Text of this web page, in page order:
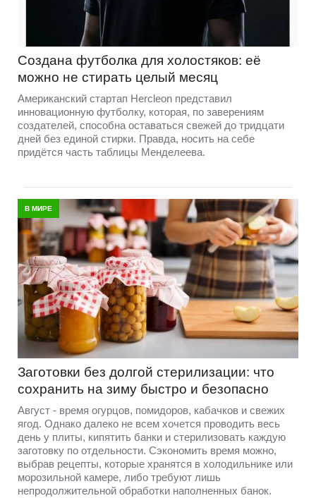
Создана футболка для холостяков: её
можно не стирать целый месяц
Американский стартап Hercleon представил
инновационную футболку, которая, по заверениям
создателей, способна оставаться свежей до тридцати
дней без единой стирки. Правда, носить на себе
придётся часть таблицы Менделеева.
В МИРЕ
Заготовки без долгой стерилизации: что
сохранить на зиму быстро и безопасно
Август - время огурцов, помидоров, кабачков и свежих
ягод. Однако далеко не всем хочется проводить весь
день у плиты, кипятить банки и стерилизовать каждую
заготовку по отдельности. Сэкономить время можно,
выбрав рецепты, которые хранятся в холодильнике или
морозильной камере, либо требуют лишь
непродолжительной обработки наполненных банок.